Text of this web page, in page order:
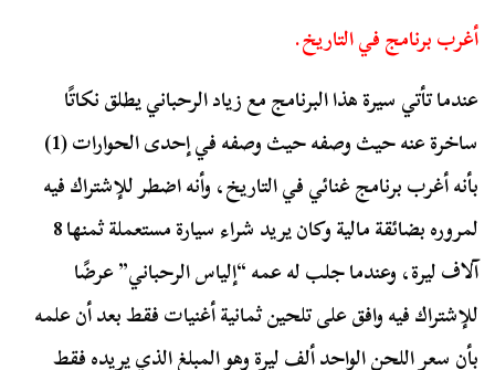
أغرب برنامج في التاريخ.
عندما تأتي سيرة هذا البرنامج مع زياد الرحباني يطلق نكاتًا
ساخرة عنه حيث وصفه حيث وصفه في إحدى الحوارات (1)
بأنه أغرب برنامج غنائي في التاريخ، وأنه اضطر للإشتراك فيه
لمروره بضائقة مالية وكان يريد شراء سيارة مستعملة ثمنها 8
آلاف ليرة، وعندما جلب له عمه “إلياس الرحباني” عرضًا
للإشتراك فيه وافق على تلحين ثمانية أغنيات فقط بعد أن علمه
بأن سعر اللحن الواحد ألف ليرة وهو المبلغ الذي يريده فقط